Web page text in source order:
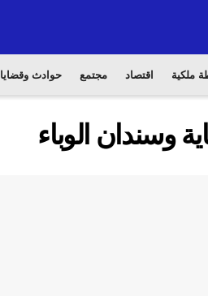
ملكية اقتصاد مجتمع حوادث وقضايا
وسندان الوباء